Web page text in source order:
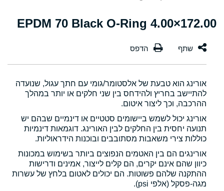
172.00×4.00 EPDM 70 Black O-Ring
אורינג הוא טבעת של אלסטומר/גומי עם חתך עגול, שנועדה
להתיישב בחריץ ולהידחס בין שני חלקים או יותר במהלך
ההרכבה, וכך ליצור איטום.
אורינג יכול לשמש ביישומים סטטיים או דינמיים שבהם יש
תנועה יחסית בין החלקים לבין האורינג. דוגמאות דינמיות
כוללות צירי משאבות מסתובבים ובוכנות הידראוליות.
אורינגים הם בין האטמים הנפוצים ביותר בשימוש במכונות
כיוון שהם אינם יקרים, הם קלים לייצור, אמינים ודרישות
ההתקנה שלהם פשוטות. הם יכולים לאטום בלחץ של עשרות
מגה-פסקל (אלפי psi).